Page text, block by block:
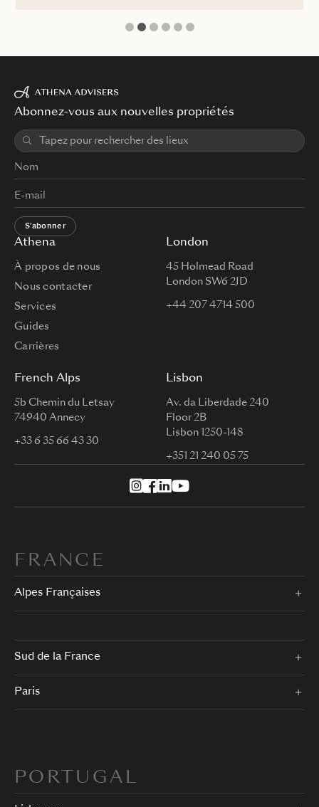
1 2 3
Athena
À propos de nous
Nous contacter
Services
Guides
Carrières
London
45 Holmead Road
London SW6 2JD
+44 207 4714 500
French Alps
5b Chemin du Letsay
74940 Annecy
+33 6 35 66 43 30
Lisbon
Av. da Liberdade 240
Floor 2B
Lisbon 1250-148
+351 21 240 05 75
Abonnez-vous aux nouvelles propriétés
S'abonner
FRANCE
Alpes Françaises
Sud de la France
Paris
PORTUGAL